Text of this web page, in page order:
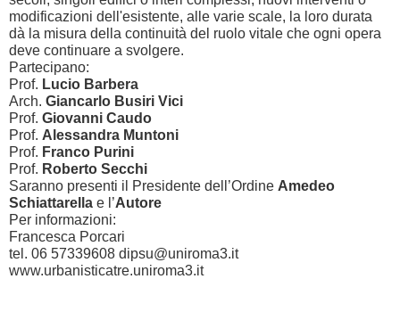
modificazioni dell'esistente, alle varie scale, la loro durata
dà la misura della continuità del ruolo vitale che ogni opera
deve continuare a svolgere.
Partecipano:
Prof. Lucio Barbera
Arch. Giancarlo Busiri Vici
Prof. Giovanni Caudo
Prof. Alessandra Muntoni
Prof. Franco Purini
Prof. Roberto Secchi
Saranno presenti il Presidente dell’Ordine Amedeo
Schiattarella e l’Autore
Per informazioni:
Francesca Porcari
tel. 06 57339608 dipsu@uniroma3.it
www.urbanisticatre.uniroma3.it